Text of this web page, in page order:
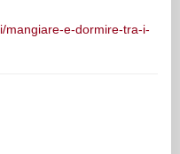
mangiare-e-dormire-tra-i-